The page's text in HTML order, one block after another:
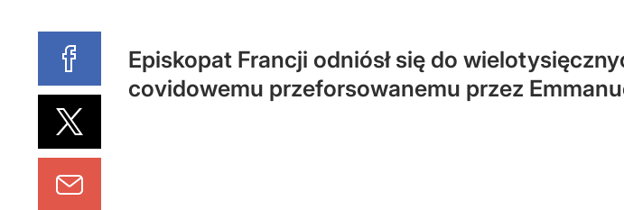
Episkopat Francji odniósł się do
covidowemu przeforsowanemu przez